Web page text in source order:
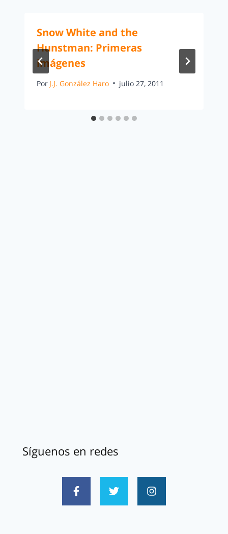
Snow White and the
Hunstman: Primeras
imágenes
Por J.J. González Haro julio 27, 2011
Síguenos en redes